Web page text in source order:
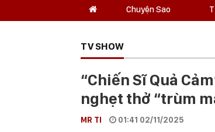
Chuyện Sao
TV SHOW
“Chiến Sĩ Quả
nghẹt thở “trùm
MR TI 01:41 02/11/2025